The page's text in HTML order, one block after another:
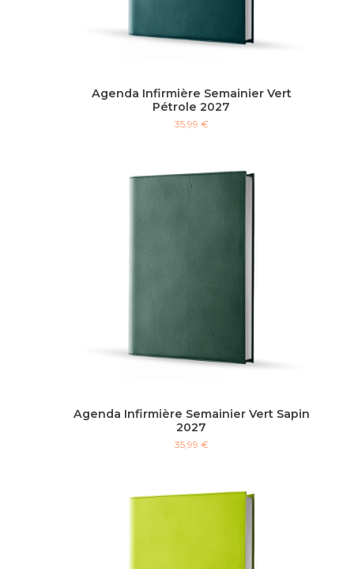
Agenda Infirmière Semainier Vert
Pétrole 2027
35,99 €
Agenda Infirmière Semainier Vert Sapin
2027
35,99 €